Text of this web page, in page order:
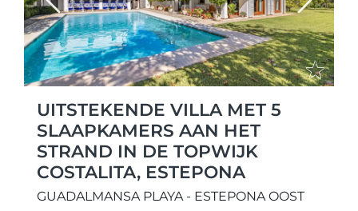
Previous Next
UITSTEKENDE VILLA MET 5
SLAAPKAMERS AAN HET
STRAND IN DE TOPWIJK
COSTALITA, ESTEPONA
GUADALMANSA PLAYA - ESTEPONA OOST